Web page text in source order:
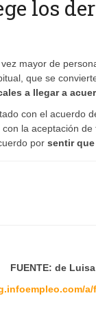
los
mayor de
que se
a llegar a
con el acuerdo
la aceptación
por sentir
FUENTE: de